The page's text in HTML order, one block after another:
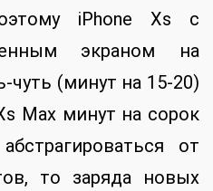
iPhone Xs с
экраном на
чуть (минут на 15-20)
Max минут на сорок
от
то заряда новых